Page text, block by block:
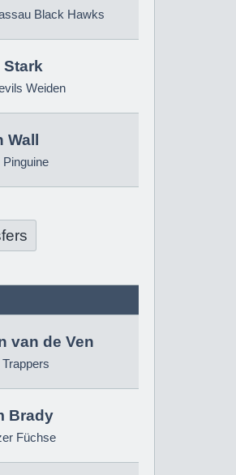
Black Hawks
Stark
Weiden
van de Ven
Brady
Füchse